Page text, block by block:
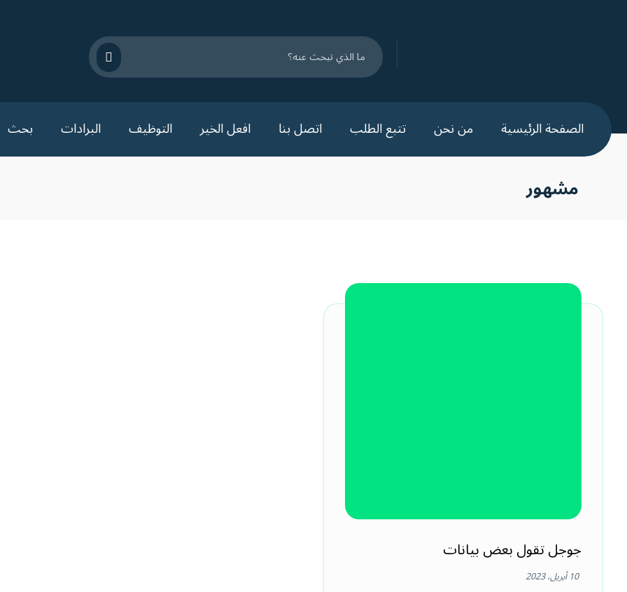
الصفحة الرئيسية من نحن تتبع الطلب اتصل بنا افعل الخير التوظيف البرادات بحث
مشهور
جوجل تقول بعض بيانات
10 أبريل، 2023